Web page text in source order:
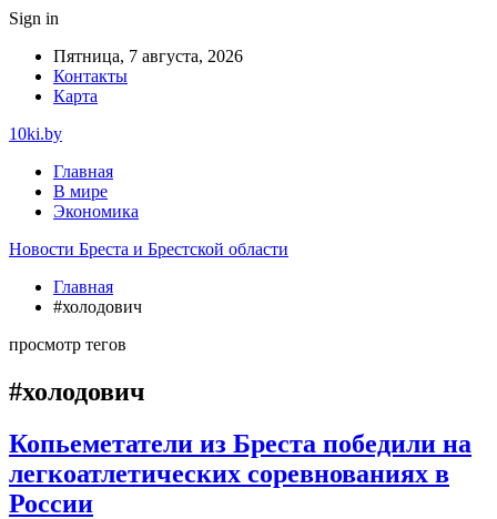
Sign in
Пятница, 7 августа, 2026
Контакты
Карта
10ki.by
Главная
В мире
Экономика
Новости Бреста и Брестской области
Главная
#холодович
просмотр тегов
#холодович
Копьеметатели из Бреста победили на
легкоатлетических соревнованиях в
России